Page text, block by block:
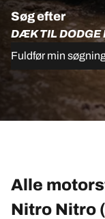
Søg efter
DÆK TIL DODGE
Fuldfør min
Alle
Nitro Nitro